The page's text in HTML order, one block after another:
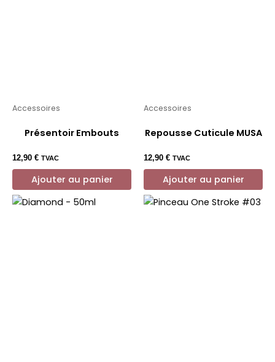
Accessoires
Présentoir Embouts
12,90 € TVAC
Ajouter au panier
Accessoires
Repousse Cuticule MUSA
12,90 € TVAC
Ajouter au panier